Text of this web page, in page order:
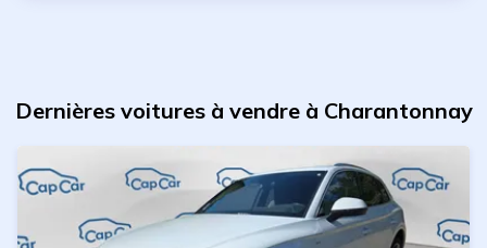
Dernières voitures à vendre à Charantonnay